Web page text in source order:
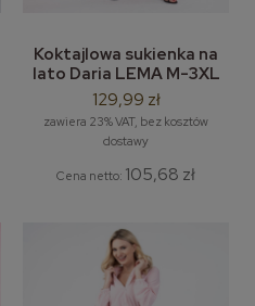
Koktajlowa sukienka na
lato Daria LEMA M-3XL
129,99 zł
zawiera 23% VAT, bez kosztów
dostawy
Cena netto: 105,68 zł